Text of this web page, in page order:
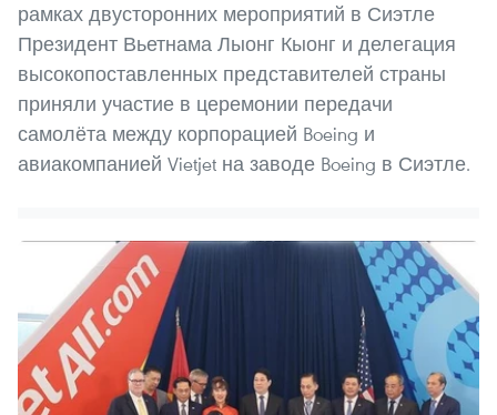
рамках двусторонних мероприятий в Сиэтле
Президент Вьетнама Лыонг Кыонг и делегация
высокопоставленных представителей страны
приняли участие в церемонии передачи
самолёта между корпорацией Boeing и
авиакомпанией Vietjet на заводе Boeing в Сиэтле.